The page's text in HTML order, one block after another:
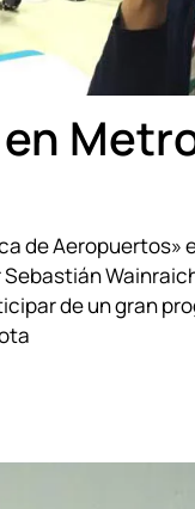
de Aeropuertos»
de un gran